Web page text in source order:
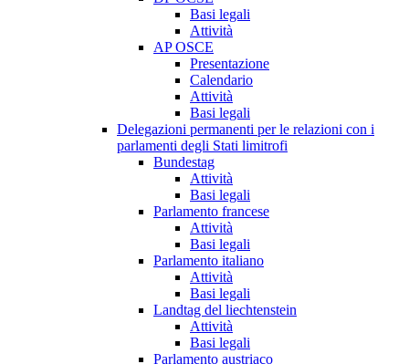
Basi legali
Attività
AP OSCE
Presentazione
Calendario
Attività
Basi legali
Delegazioni permanenti per le relazioni con i
parlamenti degli Stati limitrofi
Bundestag
Attività
Basi legali
Parlamento francese
Attività
Basi legali
Parlamento italiano
Attività
Basi legali
Landtag del liechtenstein
Attività
Basi legali
Parlamento austriaco